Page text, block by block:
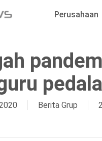
Perusahaan
Berita Grup